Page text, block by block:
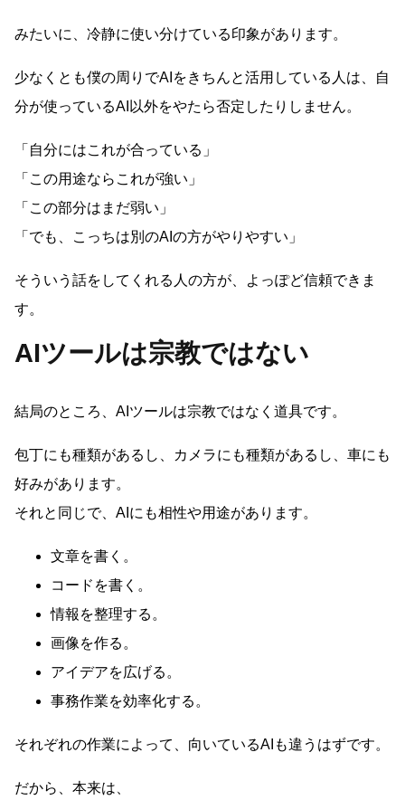
みたいに、冷静に使い分けている印象があります。
少なくとも僕の周りでAIをきちんと活用している人は、自
分が使っているAI以外をやたら否定したりしません。
「自分にはこれが合っている」
「この用途ならこれが強い」
「この部分はまだ弱い」
「でも、こっちは別のAIの方がやりやすい」
そういう話をしてくれる人の方が、よっぽど信頼できま
す。
AIツールは宗教ではない
結局のところ、AIツールは宗教ではなく道具です。
包丁にも種類があるし、カメラにも種類があるし、車にも
好みがあります。
それと同じで、AIにも相性や用途があります。
文章を書く。
コードを書く。
情報を整理する。
画像を作る。
アイデアを広げる。
事務作業を効率化する。
それぞれの作業によって、向いているAIも違うはずです。
だから、本来は、